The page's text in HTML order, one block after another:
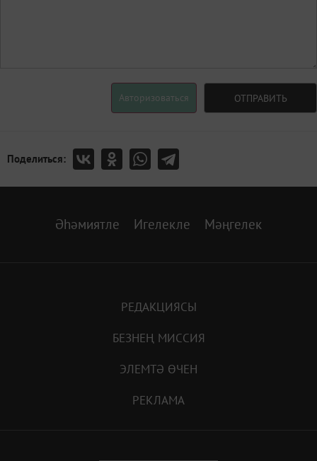
Авторизоваться ОТПРАВИТЬ
Поделиться:
Әһәмиятле Игелекле Мәңгелек
РЕДАКЦИЯСЫ
БЕЗНЕҢ МИССИЯ
ЭЛЕМТӘ ӨЧЕН
РЕКЛАМА